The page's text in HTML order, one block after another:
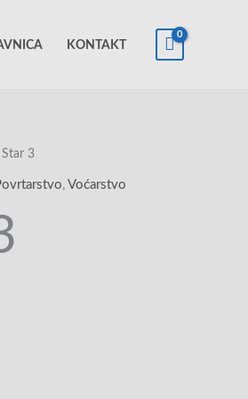
KONTAKT
3
, Voćarstvo